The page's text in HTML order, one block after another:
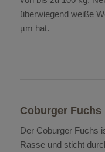
überwiegend weiße
µm hat.
Coburger Fuchs
Der Coburger Fuchs
Rasse und sticht